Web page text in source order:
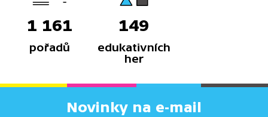
1 161
pořadů
149
edukativních
her
Novinky na e-mail